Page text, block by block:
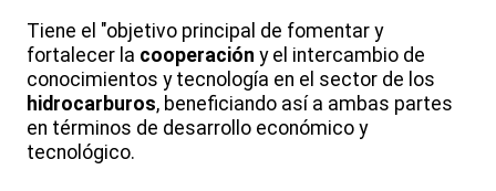
Tiene el "objetivo principal de fomentar y
fortalecer la cooperación y el intercambio de
conocimientos y tecnología en el sector de los
hidrocarburos, beneficiando así a ambas partes
en términos de desarrollo económico y
tecnológico.